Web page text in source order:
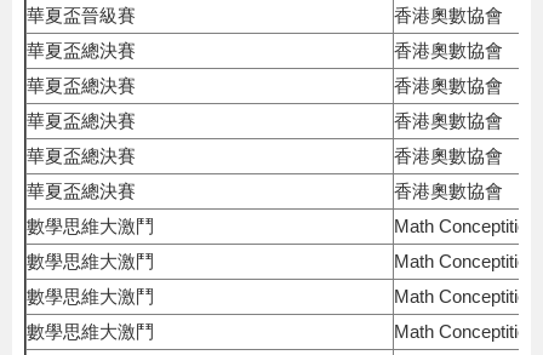
華夏盃晉級賽
香港奧數協會
華夏盃總決賽
香港奧數協會
華夏盃總決賽
香港奧數協會
華夏盃總決賽
香港奧數協會
華夏盃總決賽
香港奧數協會
華夏盃總決賽
香港奧數協會
數學思維大激鬥
Math Conceptition
數學思維大激鬥
Math Conceptition
數學思維大激鬥
Math Conceptition
數學思維大激鬥
Math Conceptition